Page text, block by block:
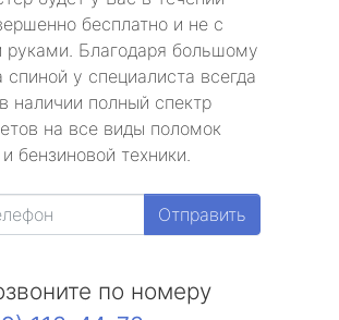
бесплатно и не с
руками. Благодаря большому
спиной у специалиста всегда
наличии полный спектр
на все виды поломок
бензиновой техники.
Отправить
по номеру